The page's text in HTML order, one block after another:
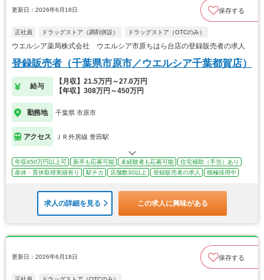
更新日：2026年6月18日 保存する
正社員 ドラッグストア（調剤併設） ドラッグストア（OTCのみ）
ウエルシア薬局株式会社 ウエルシア市原ちはら台店の登録販売者の求人
登録販売者（千葉県市原市／ウエルシア千葉都賀店）
給与
【月収】21.5万円～27.0万円
【年収】308万円～450万円
勤務地 千葉県 市原市
アクセス ＪＲ外房線 誉田駅
年収450万円以上可 新卒も応募可能 未経験者も応募可能
住宅補助（手当）あり
産休・育休取得実績有り
駅チカ 店舗数30以上 登録販売者の求人 積極採用中
求人の詳細を見る この求人に興味がある
更新日：2026年6月18日 保存する